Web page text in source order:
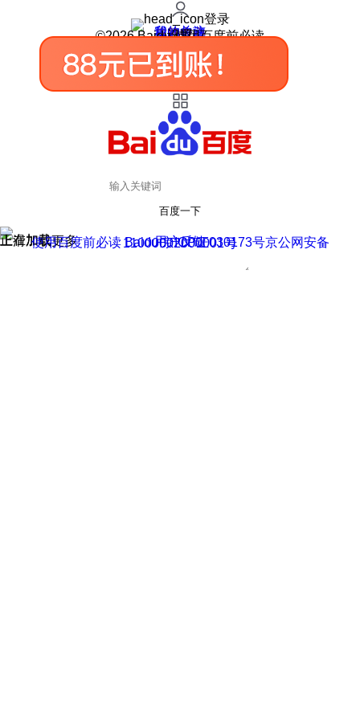
登录
我的关注
我的收藏
皮肤中心
用户反馈
设置
©2026 Baidu 使用百度前必读
百度一下
正在加载
上滑加载更多 用户反馈
使用百度前必读 Baidu 京ICP证030173号
京公网安备11000002000001号